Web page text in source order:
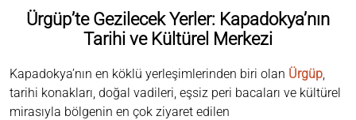
Ürgüp’te Gezilecek Yerler: Kapadokya’nın
Tarihi ve Kültürel Merkezi
Kapadokya’nın en köklü yerleşimlerinden biri olan Ürgüp,
tarihi konakları, doğal vadileri, eşsiz peri bacaları ve kültürel
mirasıyla bölgenin en çok ziyaret edilen